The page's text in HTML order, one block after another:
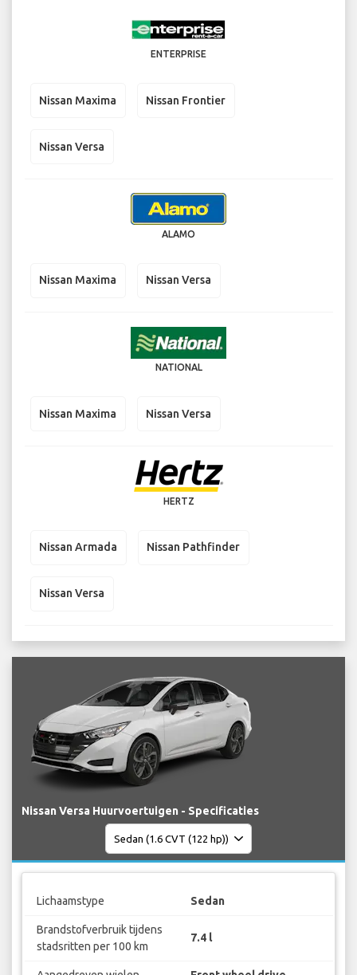
ENTERPRISE
Nissan Maxima Nissan Frontier
Nissan Versa
ALAMO
Nissan Maxima Nissan Versa
NATIONAL
Nissan Maxima Nissan Versa
HERTZ
Nissan Armada Nissan Pathfinder
Nissan Versa
Nissan Versa Huurvoertuigen - Specificaties
Lichaamstype Sedan
Brandstofverbruik tijdens
stadsritten per 100 km
7.4 l